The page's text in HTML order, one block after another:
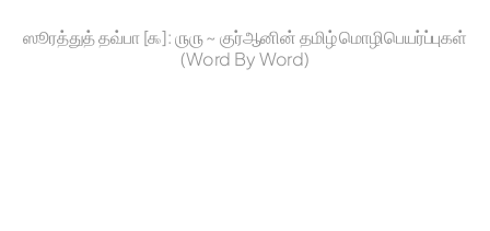
ஸூரத்துத் தவ்பா [௯]: ௫௫ ~ குர்ஆனின் தமிழ் மொழிபெயர்ப்புகள்
(Word By Word)